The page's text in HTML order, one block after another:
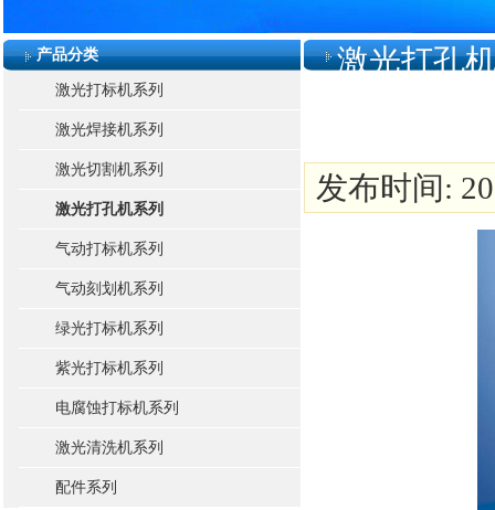
产品分类
激光打标机系列
激光焊接机系列
激光切割机系列
激光打孔机系列
气动打标机系列
气动刻划机系列
绿光打标机系列
紫光打标机系列
电腐蚀打标机系列
激光清洗机系列
配件系列
激光打孔
发布时间: